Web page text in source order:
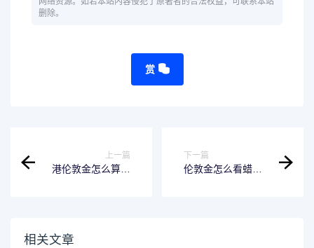
删除。
赏
上一篇
港伦敦金怎么算盈
下一篇
伦敦金怎么看蜡烛
相关文章